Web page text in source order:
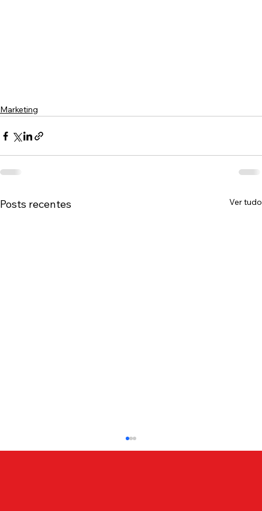
Marketing
Posts recentes Ver tudo